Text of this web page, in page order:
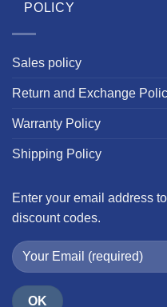
POLICY
Sales policy
Return and Exchange
Warranty Policy
Shipping Policy
Enter your email address
discount codes.